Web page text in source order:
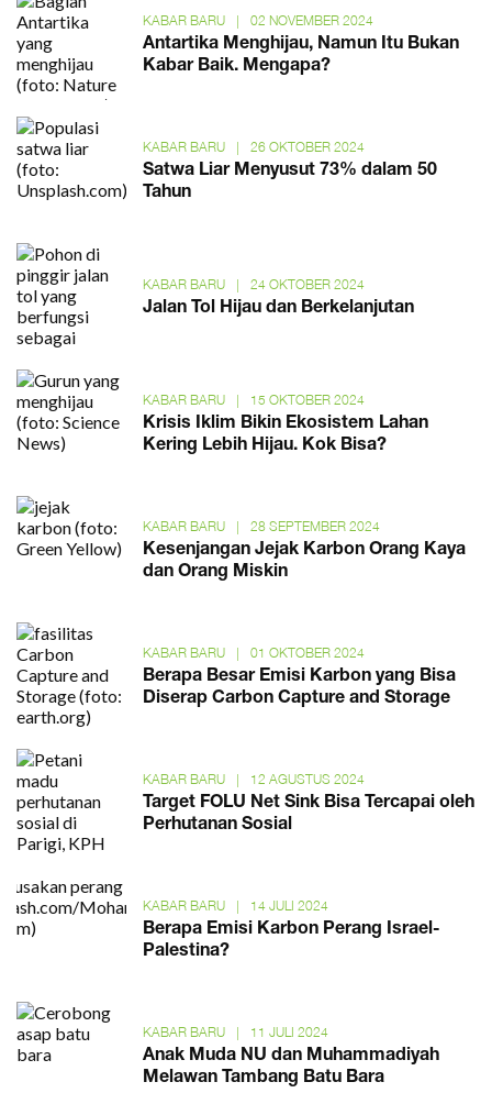
KABAR BARU | 02 NOVEMBER 2024
Antartika Menghijau, Namun Itu Bukan
Kabar Baik. Mengapa?
KABAR BARU | 26 OKTOBER 2024
Satwa Liar Menyusut 73% dalam 50
Tahun
KABAR BARU | 24 OKTOBER 2024
Jalan Tol Hijau dan Berkelanjutan
KABAR BARU | 15 OKTOBER 2024
Krisis Iklim Bikin Ekosistem Lahan
Kering Lebih Hijau. Kok Bisa?
KABAR BARU | 28 SEPTEMBER 2024
Kesenjangan Jejak Karbon Orang Kaya
dan Orang Miskin
KABAR BARU | 01 OKTOBER 2024
Berapa Besar Emisi Karbon yang Bisa
Diserap Carbon Capture and Storage
KABAR BARU | 12 AGUSTUS 2024
Target FOLU Net Sink Bisa Tercapai oleh
Perhutanan Sosial
KABAR BARU | 14 JULI 2024
Berapa Emisi Karbon Perang Israel-
Palestina?
KABAR BARU | 11 JULI 2024
Anak Muda NU dan Muhammadiyah
Melawan Tambang Batu Bara